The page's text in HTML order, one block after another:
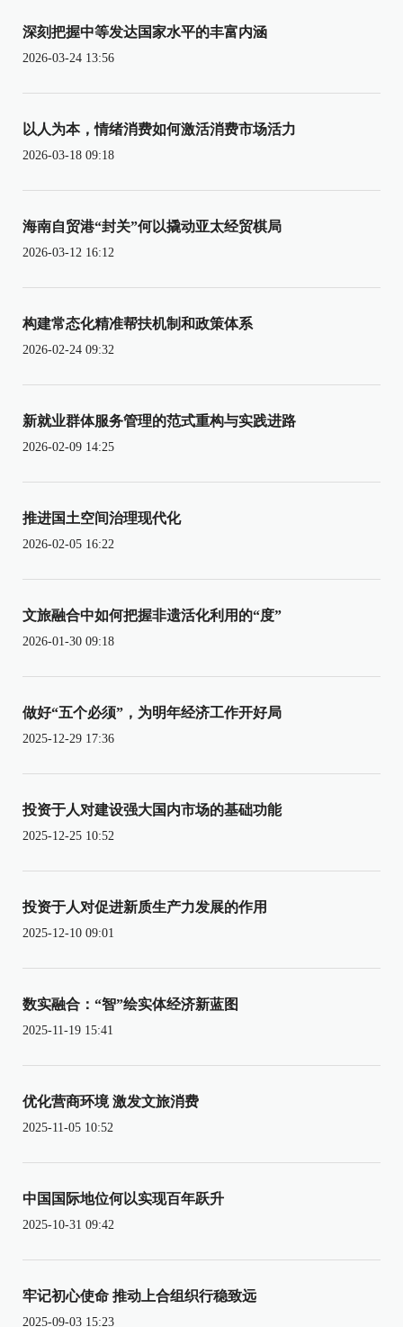
深刻把握中等发达国家水平的丰富内涵
2026-03-24 13:56
以人为本，情绪消费如何激活消费市场活力
2026-03-18 09:18
海南自贸港“封关”何以撬动亚太经贸棋局
2026-03-12 16:12
构建常态化精准帮扶机制和政策体系
2026-02-24 09:32
新就业群体服务管理的范式重构与实践进路
2026-02-09 14:25
推进国土空间治理现代化
2026-02-05 16:22
文旅融合中如何把握非遗活化利用的“度”
2026-01-30 09:18
做好“五个必须”，为明年经济工作开好局
2025-12-29 17:36
投资于人对建设强大国内市场的基础功能
2025-12-25 10:52
投资于人对促进新质生产力发展的作用
2025-12-10 09:01
数实融合：“智”绘实体经济新蓝图
2025-11-19 15:41
优化营商环境 激发文旅消费
2025-11-05 10:52
中国国际地位何以实现百年跃升
2025-10-31 09:42
牢记初心使命 推动上合组织行稳致远
2025-09-03 15:23